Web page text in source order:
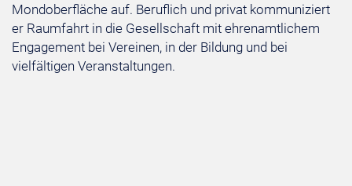
Mondoberfläche auf. Beruflich und privat kommuniziert
er Raumfahrt in die Gesellschaft mit ehrenamtlichem
Engagement bei Vereinen, in der Bildung und bei
vielfältigen Veranstaltungen.